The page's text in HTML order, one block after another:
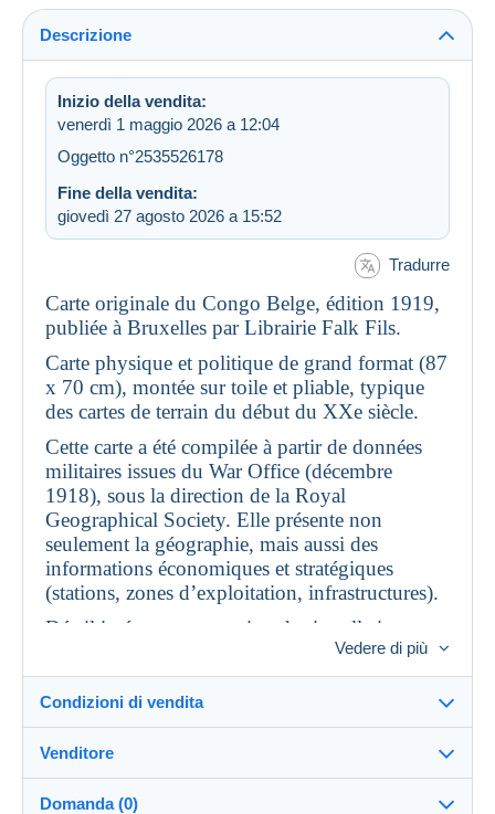
Descrizione
Inizio della vendita:
venerdì 1 maggio 2026 a 12:04
Oggetto n°2535526178
Fine della vendita:
giovedì 27 agosto 2026 a 15:52
Tradurre
Carte originale du Congo Belge, édition 1919,
publiée à Bruxelles par Librairie Falk Fils.
Carte physique et politique de grand format (87
x 70 cm), montée sur toile et pliable, typique
des cartes de terrain du début du XXe siècle.
Cette carte a été compilée à partir de données
militaires issues du War Office (décembre
1918), sous la direction de la Royal
Geographical Society. Elle présente non
seulement la géographie, mais aussi des
informations économiques et stratégiques
(stations, zones d’exploitation, infrastructures).
Détail intéressant : mention des installations
industrielles et des zones évacuées durant
l’année 1918.
État : bon état général pour une carte de 1919.
majeures visibles.
Envoi en courrier recommandé.
Vedere di più
Condizioni di vendita
Venditore
Domanda (0)